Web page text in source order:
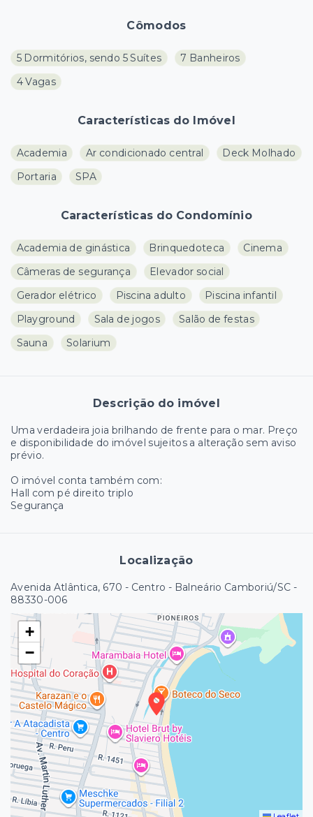
Cômodos
5 Dormitórios, sendo 5 Suítes
7 Banheiros
4 Vagas
Características do Imóvel
Academia Ar condicionado central
Deck Molhado
Portaria
SPA
Características do Condomínio
Academia de ginástica Brinquedoteca
Cinema
Câmeras de segurança
Elevador social
Gerador elétrico
Piscina adulto
Piscina infantil
Playground
Sala de jogos
Salão de festas
Sauna
Solarium
Descrição do imóvel
Uma verdadeira joia brilhando de frente para o mar. Preço
e disponibilidade do imóvel sujeitos a alteração sem aviso
prévio.
O imóvel conta também com:
Hall com pé direito triplo
Segurança
Localização
Avenida Atlântica, 670 - Centro - Balneário Camboriú/SC -
88330-006
+
−